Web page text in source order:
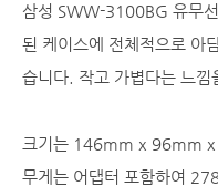
삼성 SWW-3100BG 유무
된 케이스에 전체적으로 아
습니다. 작고 가볍다는 느낌
크기는 146mm x 96mm x
무게는 어댑터 포함하여